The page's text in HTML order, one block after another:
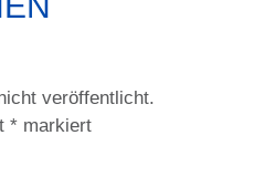
veröffentlicht.
* markiert